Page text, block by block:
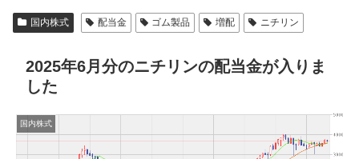
国内株式 配当金 ゴム製品 増配 ニチリン
2025年6月分のニチリンの配当金が入りま
した
国内株式